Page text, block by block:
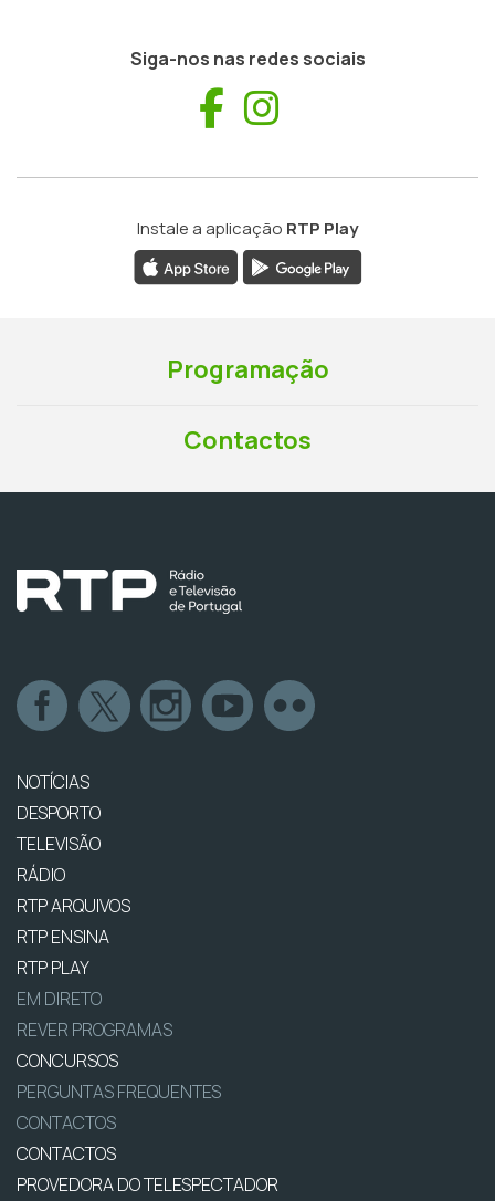
Siga-nos nas redes sociais
Facebook
Instale a aplicação RTP Play
Programação
Contactos
NOTÍCIAS
DESPORTO
TELEVISÃO
RÁDIO
RTP ARQUIVOS
RTP ENSINA
RTP PLAY
EM DIRETO
REVER PROGRAMAS
CONCURSOS
PERGUNTAS FREQUENTES
CONTACTOS
CONTACTOS
PROVEDORA DO TELESPECTADOR